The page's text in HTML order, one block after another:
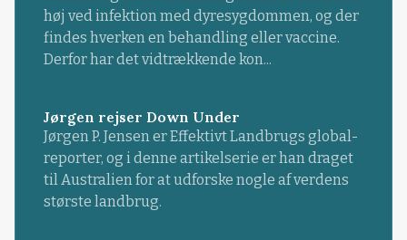
høj ved infektion med dyresygdommen, og der
findes hverken en behandling eller vaccine.
Derfor har det vidtrækkende kon...
Jørgen rejser Down Under
Jørgen P. Jensen er Effektivt Landbrugs global-
reporter, og i denne artikelserie er han draget
til Australien for at udforske nogle af verdens
største landbrug.